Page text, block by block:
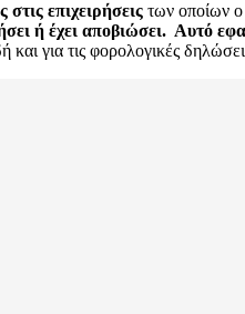
επιχειρήσεις των οποίων ο
ή έχει αποβιώσει. Αυτό
για τις φορολογικές